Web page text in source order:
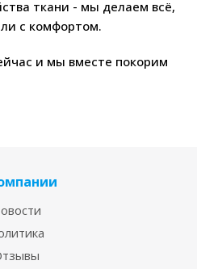
ткани - мы делаем всё,
с комфортом.
и мы вместе покорим